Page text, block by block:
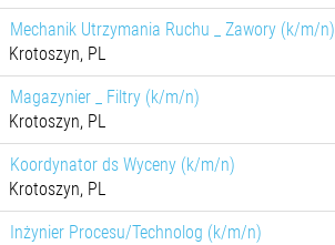
Mechanik Utrzymania Ruchu _ Zawory (k/m/n)
Krotoszyn, PL
Magazynier _ Filtry (k/m/n)
Krotoszyn, PL
Koordynator ds Wyceny (k/m/n)
Krotoszyn, PL
Inżynier Procesu/Technolog (k/m/n)